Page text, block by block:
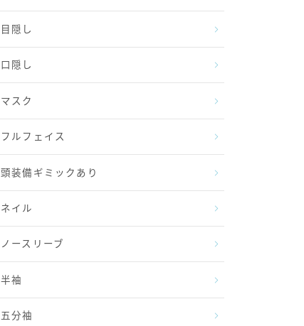
目隠し
口隠し
マスク
フルフェイス
頭装備ギミックあり
ネイル
ノースリーブ
半袖
五分袖